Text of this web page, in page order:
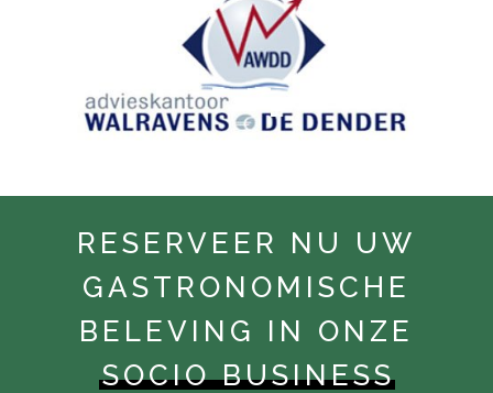
RESERVEER NU UW
GASTRONOMISCHE
BELEVING IN ONZE
SOCIO BUSINESS